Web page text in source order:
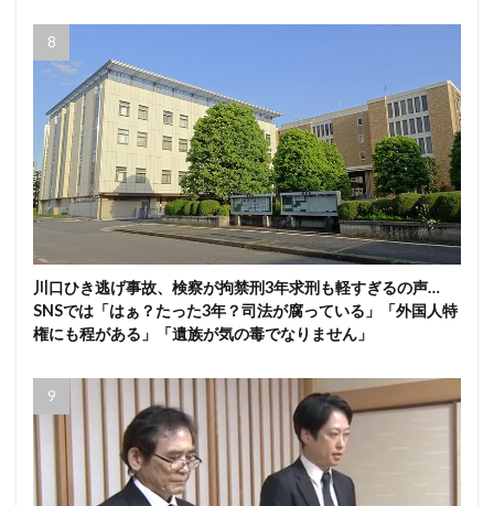
川口ひき逃げ事故、検察が拘禁刑3年求刑も軽すぎるの声…
SNSでは「はぁ？たった3年？司法が腐っている」「外国人特
権にも程がある」「遺族が気の毒でなりません」